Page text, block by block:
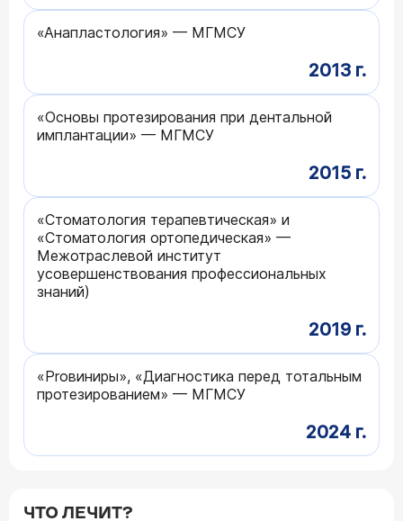
«Анапластология» — МГМСУ
2013 г.
«Основы протезирования при дентальной
имплантации» — МГМСУ
2015 г.
«Стоматология терапевтическая» и
«Стоматология ортопедическая» —
Межотраслевой институт
усовершенствования профессиональных
знаний)
2019 г.
«Proвиниры», «Диагностика перед тотальным
протезированием» — МГМСУ
2024 г.
ЧТО ЛЕЧИТ?